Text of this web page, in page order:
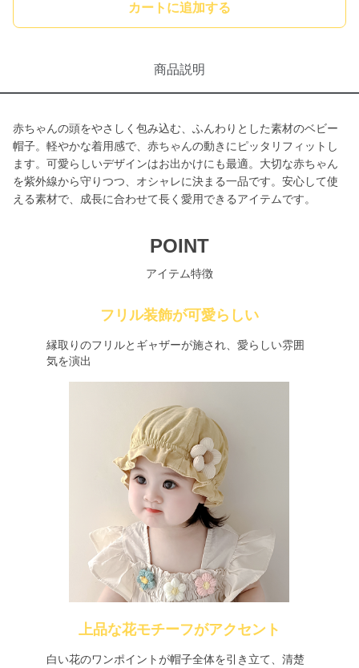
カートに追加する
商品説明
赤ちゃんの頭をやさしく包み込む、ふんわりとした素材のベビー
帽子。軽やかな着用感で、赤ちゃんの動きにピッタリフィットし
ます。可愛らしいデザインはお出かけにも最適。大切な赤ちゃん
を紫外線から守りつつ、オシャレに決まる一品です。安心して使
える素材で、成長に合わせて長く愛用できるアイテムです。
POINT
アイテム特徴
フリル装飾が可愛らしい
縁取りのフリルとギャザーが施され、愛らしい雰囲
気を演出
上品な花モチーフがアクセント
白い花のワンポイントが帽子全体を引き立て、清楚